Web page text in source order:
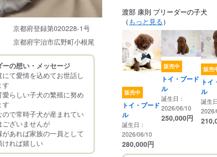
京都府登録第020228-1号
京都府宇治市広野町小根尾
ーの想い・メッセージ
にて愛情を込めてお世話し
す
愛らしい子犬の繁殖に努め
す
ので常時子犬が産まれてい
ございませんが
があれば家族の一員として
渡部 康則 ブリーダーの子犬
（ もっと見る）
販売中
トイ・プード
ル
誕生日：
2026/06/10
280,000円
販売中
トイ・プード
ル
誕生日：
2026/06/10
250,000円
販売
トイ
ル
誕生